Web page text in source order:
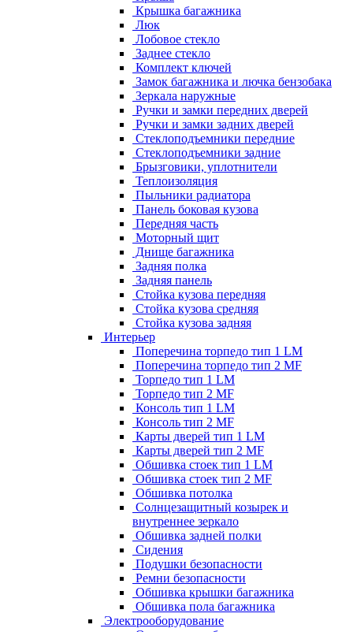
Крышка багажника
Люк
Лобовое стекло
Заднее стекло
Комплект ключей
Замок багажника и лючка бензобака
Зеркала наружные
Ручки и замки передних дверей
Ручки и замки задних дверей
Стеклоподъемники передние
Стеклоподъемники задние
Брызговики, уплотнители
Теплоизоляция
Пыльники радиатора
Панель боковая кузова
Передняя часть
Моторный щит
Днище багажника
Задняя полка
Задняя панель
Стойка кузова передняя
Стойка кузова средняя
Стойка кузова задняя
Интерьер
Поперечина торпедо тип 1 LM
Поперечина торпедо тип 2 MF
Торпедо тип 1 LM
Торпедо тип 2 MF
Консоль тип 1 LM
Консоль тип 2 MF
Карты дверей тип 1 LM
Карты дверей тип 2 MF
Обшивка стоек тип 1 LM
Обшивка стоек тип 2 MF
Обшивка потолка
Солнцезащитный козырек и
внутреннее зеркало
Обшивка задней полки
Сидения
Подушки безопасности
Ремни безопасности
Обшивка крышки багажника
Обшивка пола багажника
Электрооборудование